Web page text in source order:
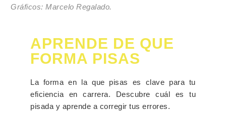
Gráficos: Marcelo Regalado.
APRENDE DE QUE
FORMA PISAS
La forma en la que pisas es clave para tu
eficiencia en carrera. Descubre cuál es tu
pisada y aprende a corregir tus errores.